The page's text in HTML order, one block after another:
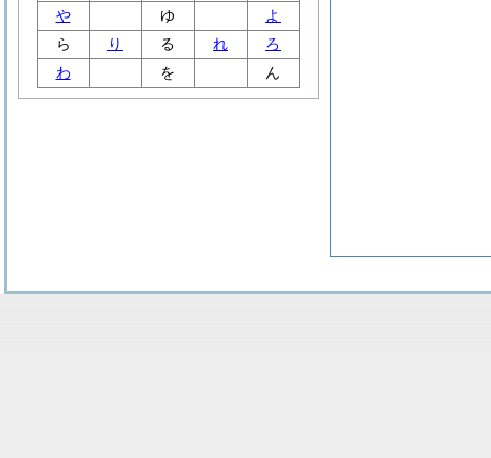
や
ゆ
よ
ら
り る れ
ろ
わ
を ん